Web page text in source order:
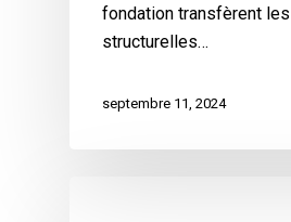
fondation transfèrent
structurelles…
septembre 11, 2024